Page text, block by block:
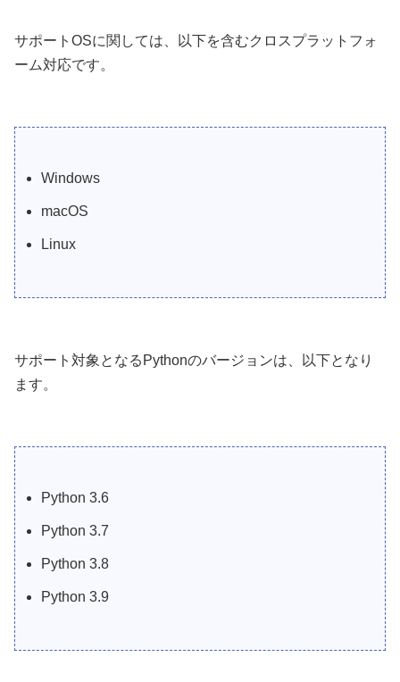
サポートOSに関しては、以下を含むクロスプラットフォ
ーム対応です。
Windows
macOS
Linux
サポート対象となるPythonのバージョンは、以下となり
ます。
Python 3.6
Python 3.7
Python 3.8
Python 3.9